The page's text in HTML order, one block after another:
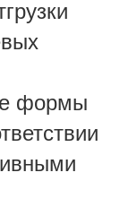
формы